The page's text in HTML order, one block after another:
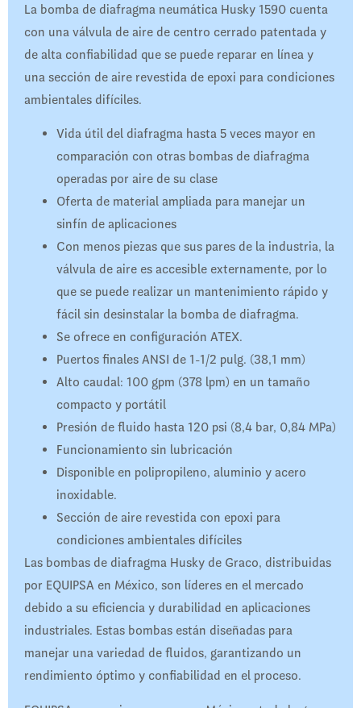
La bomba de diafragma neumática Husky 1590 cuenta
con una válvula de aire de centro cerrado patentada y
de alta confiabilidad que se puede reparar en línea y
una sección de aire revestida de epoxi para condiciones
ambientales difíciles.
Vida útil del diafragma hasta 5 veces mayor en
comparación con otras bombas de diafragma
operadas por aire de su clase
Oferta de material ampliada para manejar un
sinfín de aplicaciones
Con menos piezas que sus pares de la industria, la
válvula de aire es accesible externamente, por lo
que se puede realizar un mantenimiento rápido y
fácil sin desinstalar la bomba de diafragma.
Se ofrece en configuración ATEX.
Puertos finales ANSI de 1-1/2 pulg. (38,1 mm)
Alto caudal: 100 gpm (378 lpm) en un tamaño
compacto y portátil
Presión de fluido hasta 120 psi (8,4 bar, 0,84 MPa)
Funcionamiento sin lubricación
Disponible en polipropileno, aluminio y acero
inoxidable.
Sección de aire revestida con epoxi para
condiciones ambientales difíciles
Las bombas de diafragma Husky de Graco, distribuidas
por EQUIPSA en México, son líderes en el mercado
debido a su eficiencia y durabilidad en aplicaciones
industriales. Estas bombas están diseñadas para
manejar una variedad de fluidos, garantizando un
rendimiento óptimo y confiabilidad en el proceso.